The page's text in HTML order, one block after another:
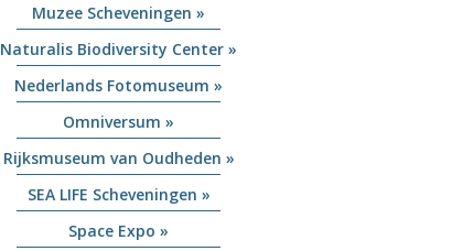
Muzee Scheveningen »
Naturalis Biodiversity Center »
Nederlands Fotomuseum »
Omniversum »
Rijksmuseum van Oudheden »
SEA LIFE Scheveningen »
Space Expo »